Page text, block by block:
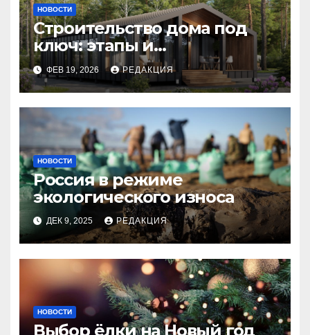
НОВОСТИ
Строительство дома под
ключ: этапы и
планирование бюджета
ФЕВ 19, 2026 РЕДАКЦИЯ
НОВОСТИ
Россия в режиме
экологического износа
ДЕК 9, 2025 РЕДАКЦИЯ
НОВОСТИ
Выбор ёлки на Новый год